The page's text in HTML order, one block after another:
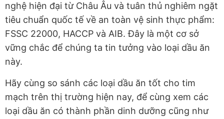
nghệ hiện đại từ Châu Âu và tuân thủ nghiêm ngặt
tiêu chuẩn quốc tế về an toàn vệ sinh thực phẩm:
FSSC 22000, HACCP và AIB. Đây là một cơ sở
vững chắc để chúng ta tin tưởng vào loại dầu ăn
này.
Hãy cùng so sánh các loại dầu ăn tốt cho tim
mạch trên thị trường hiện nay, để cùng xem các
loại dầu ăn có thành phần dinh dưỡng cũng như